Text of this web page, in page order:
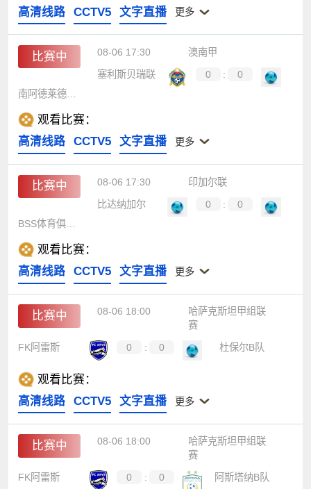
高清线路
CCTV5 文字直播 更多
比赛中 08-06 17:30
澳南甲
塞利斯贝瑞联
0 :
0
南阿德莱德黑豹
观看比赛：
高清线路
CCTV5 文字直播 更多
比赛中 08-06 17:30
印加尔联
比达纳加尔
0 :
0
BSS体育俱乐部
观看比赛：
高清线路
CCTV5 文字直播 更多
比赛中 08-06 18:00
哈萨克斯坦甲组联
赛
FK阿雷斯
0 : 0 杜保尔B队
观看比赛：
高清线路
CCTV5 文字直播 更多
比赛中 08-06 18:00
哈萨克斯坦甲组联
赛
FK阿雷斯
0 : 0 阿斯塔纳B队